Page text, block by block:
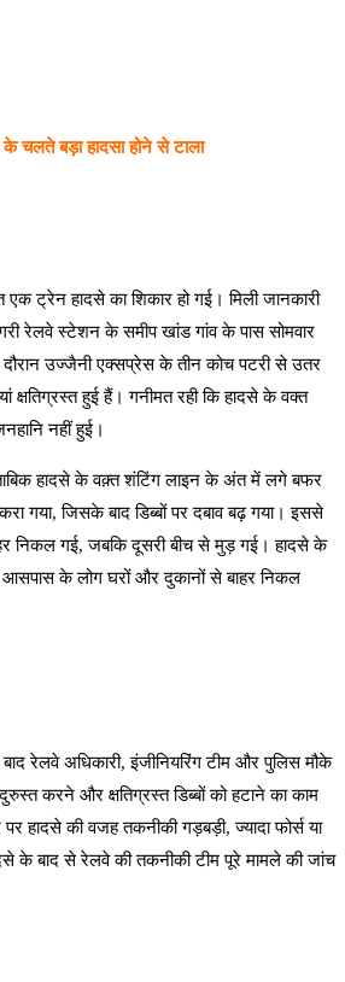
चलते बड़ा हादसा होने से टाला
एक ट्रेन हादसे का शिकार हो गई। मिली जानकारी
रेलवे स्टेशन के समीप खांड गांव के पास सोमवार
उज्जैनी एक्सप्रेस के तीन कोच पटरी से उतर
क्षतिग्रस्त हुई हैं। गनीमत रही कि हादसे के वक्त
नहीं हुई।
हादसे के वक़्त शंटिंग लाइन के अंत में लगे बफर
गया, जिसके बाद डिब्बों पर दबाव बढ़ गया। इससे
निकल गई, जबकि दूसरी बीच से मुड़ गई। हादसे के
आसपास के लोग घरों और दुकानों से बाहर निकल
रेलवे अधिकारी, इंजीनियरिंग टीम और पुलिस मौके
करने और क्षतिग्रस्त डिब्बों को हटाने का काम
पर हादसे की वजह तकनीकी गड़बड़ी, ज्यादा फोर्स या
के बाद से रेलवे की तकनीकी टीम पूरे मामले की जांच